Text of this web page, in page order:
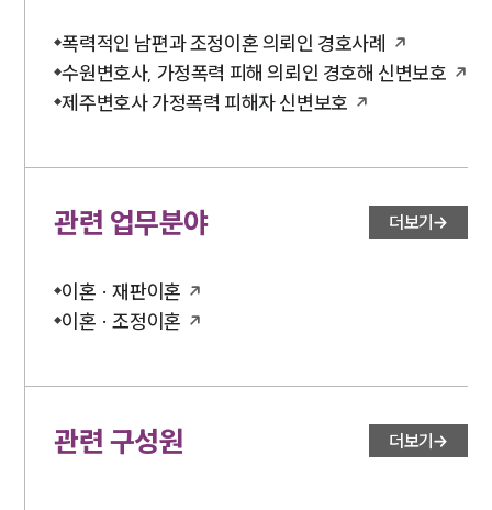
대륜법률상담예약
폭력적인 남편과 조정이혼 의뢰인 경호사례
수원변호사, 가정폭력 피해 의뢰인 경호해 신변보호
제주변호사 가정폭력 피해자 신변보호
관련 업무분야 더보기
이혼 · 재판이혼
이혼 · 조정이혼
관련 구성원 더보기